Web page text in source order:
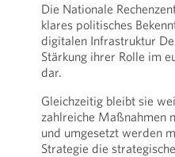
Die Nationale
klares politisches
digitalen Infrastruktur
Stärkung ihrer Rolle im
dar.
Gleichzeitig bleibt sie
zahlreiche Maßnahmen
und umgesetzt werden
Strategie die